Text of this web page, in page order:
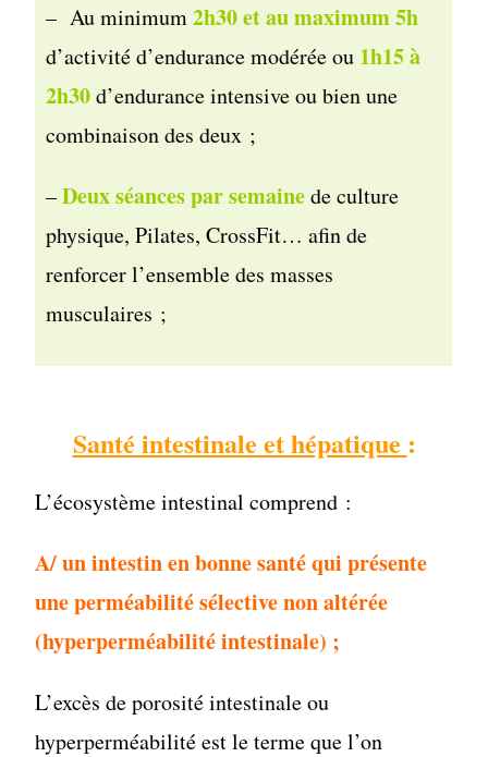
– Au minimum2h30 et au maximum 5h
d’activité d’endurance modérée ou 1h15 à
2h30d’endurance intensive ou bien une
combinaison des deux ;
–Deux séances par semainede culture
physique, Pilates, CrossFit… afin de
renforcer l’ensemble des masses
musculaires ;
Santé intestinale et hépatique :
L’écosystème intestinal comprend :
A/ un intestin en bonne santé qui présente
une perméabilité sélective non altérée
(hyperperméabilité intestinale) ;
L’excès de porosité intestinale ou
hyperperméabilité est le terme que l’on